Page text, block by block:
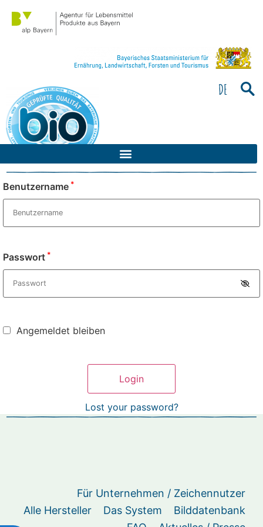
beachten
Barrierefreiheitssystem.
DE
Benutzername *
Passwort *
Angemeldet bleiben
Lost your password?
Für Unternehmen / Zeichennutzer
Alle Hersteller
Das System
Bilddatenbank